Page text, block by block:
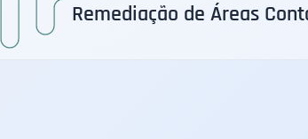
Remediação de Áreas